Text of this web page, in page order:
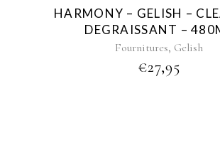
HARMONY – GELISH –
DEGRAISSANT –
Fournitures, Gelish
€27,95